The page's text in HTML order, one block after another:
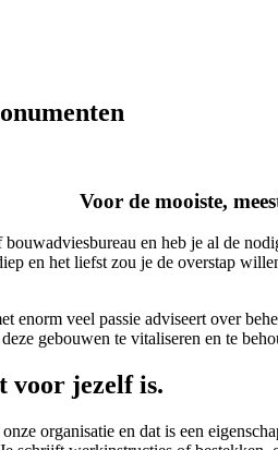
Voor de mooiste,
en heb je al de
en het liefst zou je de overstap
enorm veel passie adviseert over
gebouwen te vitaliseren en te
voor jezelf is.
organisatie en dat is een